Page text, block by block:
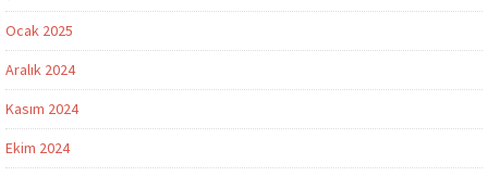
Ocak 2025
Aralık 2024
Kasım 2024
Ekim 2024